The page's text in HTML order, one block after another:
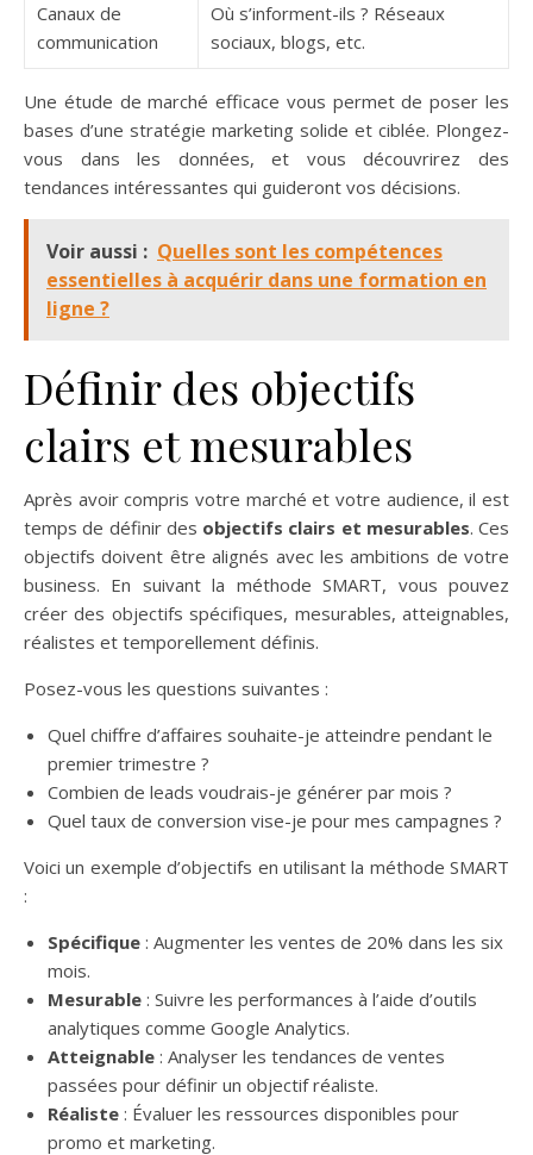
Canaux de
communication
Où s’informent-ils ? Réseaux
sociaux, blogs, etc.
Une étude de marché efficace vous permet de poser les
bases d’une stratégie marketing solide et ciblée. Plongez-
vous dans les données, et vous découvrirez des
tendances intéressantes qui guideront vos décisions.
Voir aussi : Quelles sont les compétences
essentielles à acquérir dans une formation en
ligne ?
Définir des objectifs
clairs et mesurables
Après avoir compris votre marché et votre audience, il est
temps de définir des objectifs clairs et mesurables. Ces
objectifs doivent être alignés avec les ambitions de votre
business. En suivant la méthode SMART, vous pouvez
créer des objectifs spécifiques, mesurables, atteignables,
réalistes et temporellement définis.
Posez-vous les questions suivantes :
Quel chiffre d’affaires souhaite-je atteindre pendant le
premier trimestre ?
Combien de leads voudrais-je générer par mois ?
Quel taux de conversion vise-je pour mes campagnes ?
Voici un exemple d’objectifs en utilisant la méthode SMART
:
Spécifique : Augmenter les ventes de 20% dans les six
mois.
Mesurable : Suivre les performances à l’aide d’outils
analytiques comme Google Analytics.
Atteignable : Analyser les tendances de ventes
passées pour définir un objectif réaliste.
Réaliste : Évaluer les ressources disponibles pour
promo et marketing.